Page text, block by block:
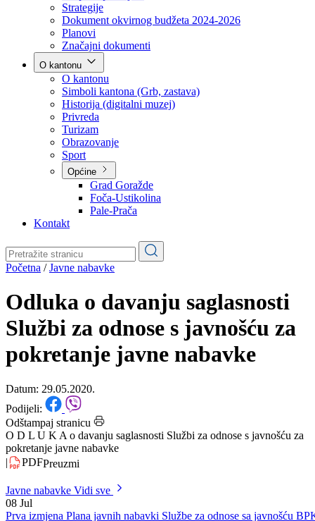
Poslovnik
Program rada Vlade
Ekspoze premijera
Strategije
Dokument okvirnog budžeta 2024-2026
Planovi
Značajni dokumenti
O kantonu
O kantonu
Simboli kantona (Grb, zastava)
Historija (digitalni muzej)
Privreda
Turizam
Obrazovanje
Općine
Pale-Prača
Kontakt
Početna/Javne nabavke
Odluka o davanju saglasnosti
Službi za odnose s javnošću za
pokretanje javne nabavke
Datum: 29.05.2020.
Podijeli:
Odštampaj stranicu
pokretanje javne nabavke
|
PDF